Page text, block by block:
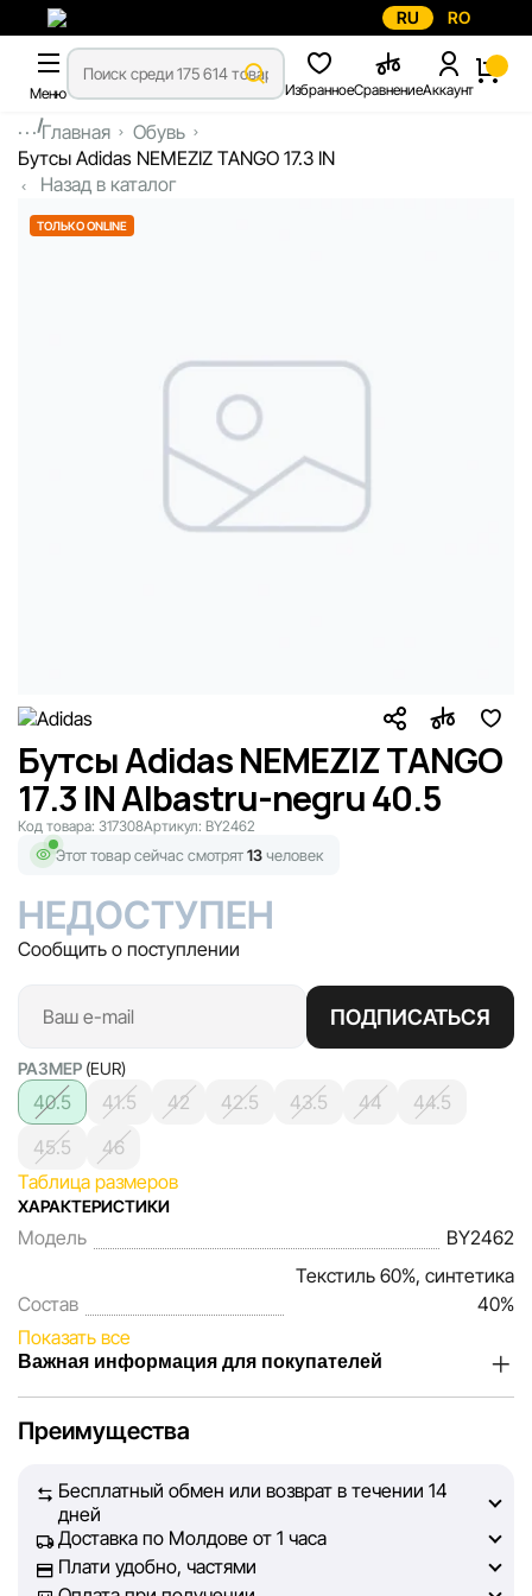
RU RO
Меню ИзбранноеСравнениеАккаунт
...Главная
Обувь
Бутсы Adidas NEMEZIZ TANGO 17.3 IN
Назад в каталог
ТОЛЬКО ONLINE
Бутсы Adidas NEMEZIZ TANGO
17.3 IN Albastru-negru 40.5
Код товара: 317308Артикул: BY2462
Этот товар сейчас смотрят13человек
НЕДОСТУПЕН
Сообщить о поступлении
ПОДПИСАТЬСЯ
РАЗМЕР (EUR)
40.5 41.5 42 42.5 43.5 44
44.5
45.5
46
Таблица размеров
ХАРАКТЕРИСТИКИ
Модель BY2462
Состав
Текстиль 60%, синтетика
40%
Показать все
Важная информация для покупателей
наших покупателей. Каждый день мы работаем над тем,
на сайте, была максимально полной, объективной и
актуальной. Наша цель — обеспечить вас достоверной
информацией, чтобы вы смогли принять лучшее
решение о покупке.
Преимущества
Бесплатный обмен или возврат в течении 14
дней
Доставка по Молдове от 1 часа
Плати удобно, частями